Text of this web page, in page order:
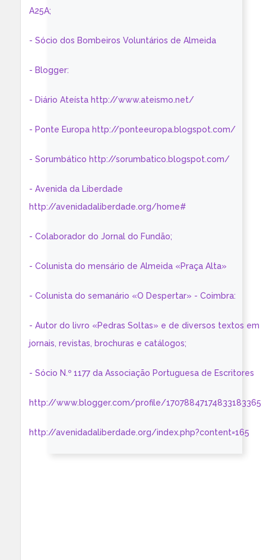
A25A;
- Sócio dos Bombeiros Voluntários de Almeida
- Blogger:
- Diário Ateísta http://www.ateismo.net/
- Ponte Europa http://ponteeuropa.blogspot.com/
- Sorumbático http://sorumbatico.blogspot.com/
- Avenida da Liberdade
http://avenidadaliberdade.org/home#
- Colaborador do Jornal do Fundão;
- Colunista do mensário de Almeida «Praça Alta»
- Colunista do semanário «O Despertar» - Coimbra:
- Autor do livro «Pedras Soltas» e de diversos textos em
jornais, revistas, brochuras e catálogos;
- Sócio N.º 1177 da Associação Portuguesa de Escritores
http://www.blogger.com/profile/17078847174833183365
http://avenidadaliberdade.org/index.php?content=165